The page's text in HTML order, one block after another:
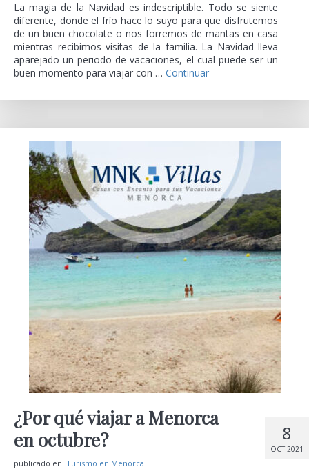
La magia de la Navidad es indescriptible. Todo se siente
diferente, donde el frío hace lo suyo para que disfrutemos
de un buen chocolate o nos forremos de mantas en casa
mientras recibimos visitas de la familia. La Navidad lleva
aparejado un periodo de vacaciones, el cual puede ser un
buen momento para viajar con … Continuar
8
OCT 2021
¿Por qué viajar a Menorca
en octubre?
publicado en: Turismo en Menorca